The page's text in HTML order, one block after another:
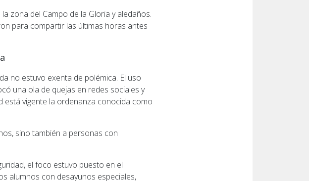
zona del Campo de la Gloria y aledaños.
para compartir las últimas horas antes
no estuvo exenta de polémica. El uso
una ola de quejas en redes sociales y
vigente la ordenanza conocida como
sino también a personas con
el foco estuvo puesto en el
alumnos con desayunos especiales,